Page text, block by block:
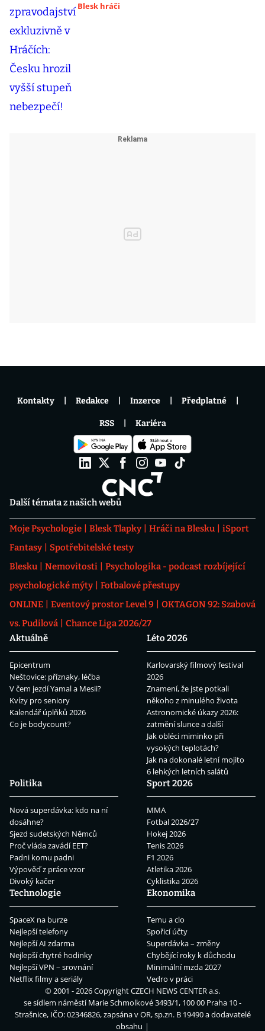
Blesk hráči
Další témata z našich webů
Moje Psychologie Blesk Tlapky Hráči na Blesku
iSport
Fantasy
Spotřebitelské testy
Blesku
Nemovitosti
Psychologika - podcast rozbíjející
psychologické mýty
Fotbalové přestupy
ONLINE
Eventový prostor Level 9
OKTAGON 92: Szabová
vs. Pudilová
Chance Liga 2026/27
Aktuálně
Epicentrum
Neštovice: příznaky, léčba
V čem jezdí Yamal a Mesii?
Kvízy pro seniory
Kalendář úplňků 2026
Co je bodycount?
Léto 2026
Karlovarský filmový festival
2026
Znamení, že jste potkali
někoho z minulého života
Astronomické úkazy 2026:
zatmění slunce a další
Jak obléci miminko při
vysokých teplotách?
Jak na dokonalé letní mojito
6 lehkých letních salátů
Politika
Nová superdávka: kdo na ní
dosáhne?
Sjezd sudetských Němců
Proč vláda zavádí EET?
Padni komu padni
Výpověď z práce vzor
Divoký kačer
Sport 2026
MMA
Fotbal 2026/27
Hokej 2026
Tenis 2026
F1 2026
Atletika 2026
Cyklistika 2026
Technologie
SpaceX na burze
Nejlepší telefony
Nejlepší AI zdarma
Nejlepší chytré hodinky
Nejlepší VPN – srovnání
Netflix filmy a seriály
Ekonomika
Temu a clo
Spořicí účty
Superdávka – změny
Chybějící roky k důchodu
Minimální mzda 2027
Vedro v práci
Kontakty Redakce Inzerce Předplatné
RSS Kariéra
© 2001 - 2026 CopyrightCZECH NEWS CENTER a.s.
se sídlem náměstí Marie Schmolkové 3493/1, 100 00 Praha 10 -
Strašnice, IČO: 02346826, zapsána v OR, sp.zn. B 19490 a dodavatelé
obsahu